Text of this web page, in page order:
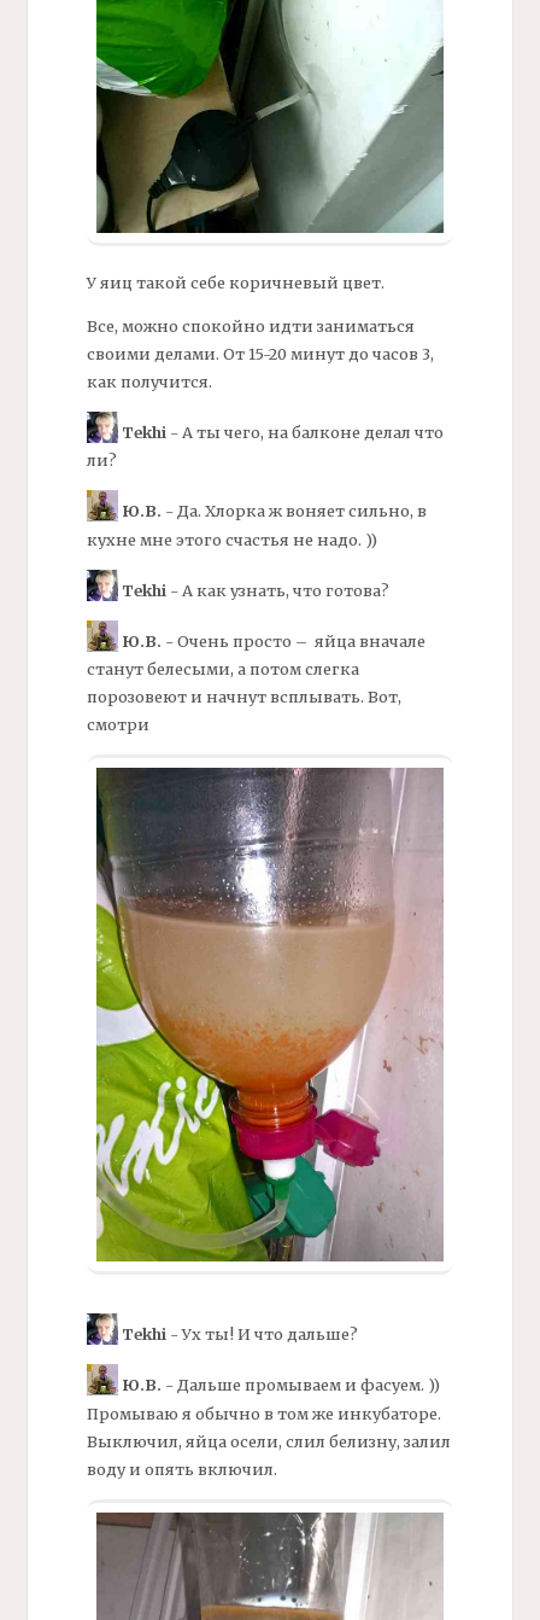
У яиц такой себе коричневый цвет.
Все, можно спокойно идти заниматься
своими делами. От 15-20 минут до часов 3,
как получится.
Tekhi- А ты чего, на балконе делал что
ли?
Ю.В. - Да. Хлорка ж воняет сильно, в
кухне мне этого счастья не надо. ))
Tekhi - А как узнать, что готова?
Ю.В. - Очень просто – яйца вначале
станут белесыми, а потом слегка
порозовеют и начнут всплывать. Вот,
смотри
Tekhi- Ух ты! И что дальше?
Ю.В. - Дальше промываем и фасуем. ))
Промываю я обычно в том же инкубаторе.
Выключил, яйца осели, слил белизну, залил
воду и опять включил.